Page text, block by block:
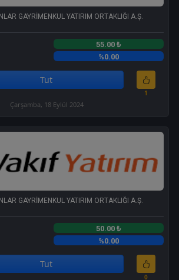
GAYRİMENKUL YATIRIM ORTAKLIĞI A.Ş.
55.00 ₺
%0.00
Tut
1
Çarşamba, 18 Eylül 2024
GAYRİMENKUL YATIRIM ORTAKLIĞI A.Ş.
50.00 ₺
%0.00
Tut
0